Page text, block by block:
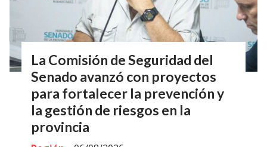
La Comisión de Seguridad del
Senado avanzó con proyectos
para fortalecer la prevención y
la gestión de riesgos en la
provincia